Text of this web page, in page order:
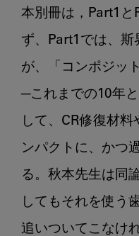
本別冊は，Part1と
ず、Part1では、
が、「コンポジッ
─これまでの10年
して、CR修復材
ンパクトに、かつ
る。秋本先生は同
してもそれを使う
追いついてこなけ